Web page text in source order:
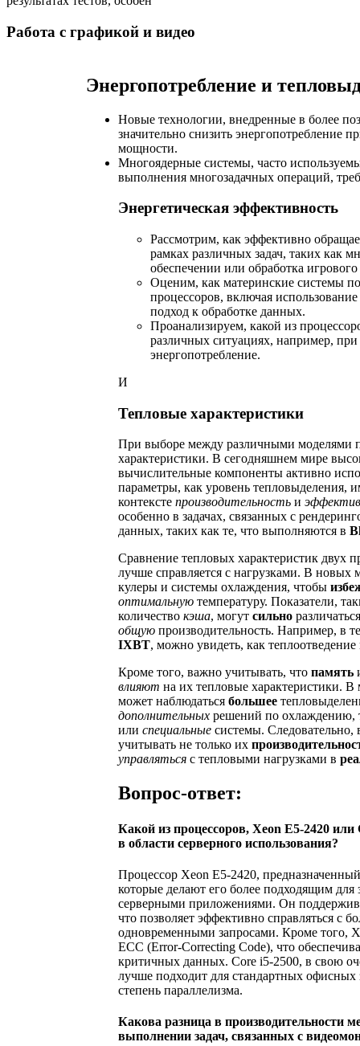
Работа с графикой и видео
Энергопотребление и
Новые технологии, внедренные в более
значительно снизить энергопотребление
мощности.
Многоядерные системы, часто
выполнения многозадачных операций,
Энергетическая эффективность
Рассмотрим, как эффективно
рамках различных задач, таких как
обеспечении или обработка игрового
Оценим, как материнские системы
процессоров, включая
подход к обработке данных.
Проанализируем, какой из
различных ситуациях, например, при
энергопотребление.
И
Тепловые характеристики
При выборе между различными моделями
характеристики. В сегодняшнем мире
вычислительные компоненты активно
параметры, как уровень тепловыделения,
контексте производительность и
особенно в задачах, связанных с
данных, таких как те, что выполняются в
Сравнение тепловых характеристик двух
лучше справляется с нагрузками. В
кулеры и системы охлаждения, чтобы
оптимальную температуру. Показатели,
количество кэша, могут сильно
общую производительность. Например, в
IXBT, можно увидеть, как
Кроме того, важно учитывать, что память
влияют на их тепловые характеристики.
может наблюдаться большее
дополнительных решений по охлаждению,
или специальные системы.
учитывать не только их
управляться с тепловыми нагрузками в
Вопрос-ответ:
Какой из процессоров, Xeon E5-2420
в области серверного использования?
Процессор Xeon E5-2420,
которые делают его более подходящим для
серверными приложениями. Он
что позволяет эффективно справляться с
одновременными запросами. Кроме того,
ECC (Error-Correcting Code), что
критичных данных. Core i5-2500, в свою
лучше подходит для стандартных офисных
степень параллелизма.
Какова разница в производительности
выполнении задач, связанных с